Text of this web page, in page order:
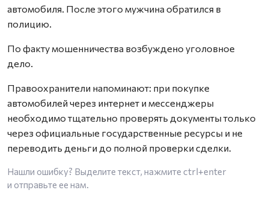
автомобиля. После этого мужчина обратился в
полицию.
По факту мошенничества возбуждено уголовное
дело.
Правоохранители напоминают: при покупке
автомобилей через интернет и мессенджеры
необходимо тщательно проверять документы только
через официальные государственные ресурсы и не
переводить деньги до полной проверки сделки.
Нашли ошибку? Выделите текст, нажмите ctrl+enter
и отправьте ее нам.